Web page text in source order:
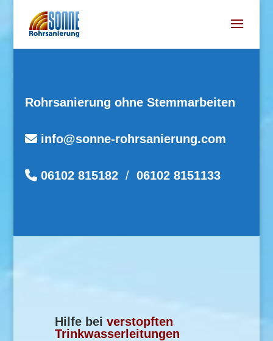
Rohrsanierung ohne Stemmarbeiten
info@sonne-rohrsanierung.com
06102 815182/ 06102 8151133
Hilfe bei verstopften
Trinkwasserleitungen